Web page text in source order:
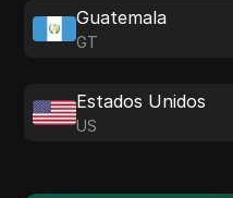
Guatemala
GT
Estados Unidos
US